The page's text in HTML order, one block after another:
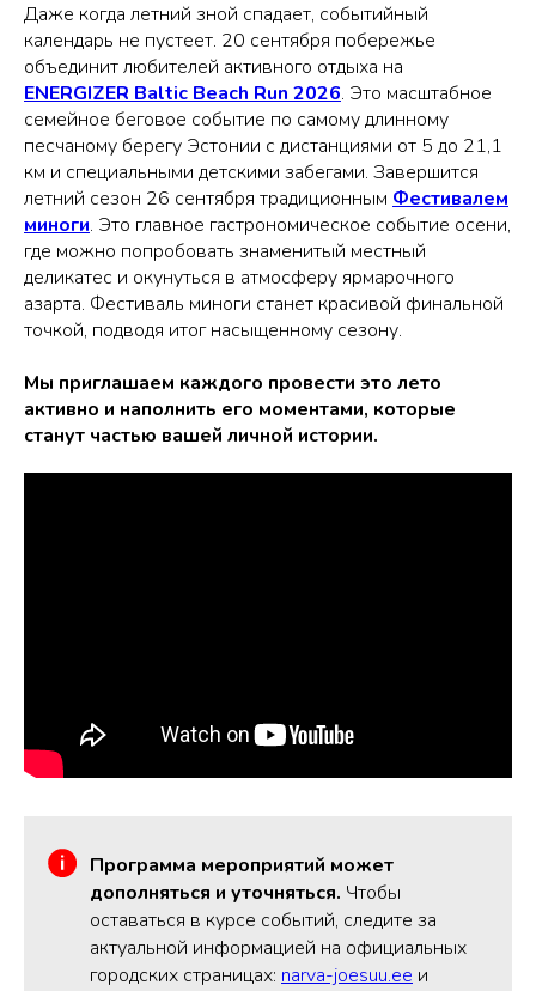
Даже когда летний зной спадает, событийный
календарь не пустеет. 20 сентября побережье
объединит любителей активного отдыха на
ENERGIZER Baltic Beach Run 2026. Это масштабное
семейное беговое событие по самому длинному
песчаному берегу Эстонии с дистанциями от 5 до 21,1
км и специальными детскими забегами. Завершится
летний сезон 26 сентября традиционным Фестивалем
миноги. Это главное гастрономическое событие осени,
где можно попробовать знаменитый местный
деликатес и окунуться в атмосферу ярмарочного
азарта. Фестиваль миноги станет красивой финальной
точкой, подводя итог насыщенному сезону.
Мы приглашаем каждого провести это лето
активно и наполнить его моментами, которые
станут частью вашей личной истории.
Программа мероприятий может
дополняться и уточняться. Чтобы
оставаться в курсе событий, следите за
актуальной информацией на официальных
городских страницах: narva-joesuu.ee и